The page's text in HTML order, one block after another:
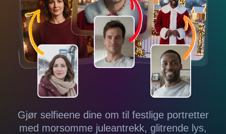
Gjør selfieene dine om til festlige portretter
med morsomme juleantrekk, glitrende lys,